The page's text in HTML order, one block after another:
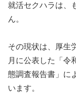
就活セクハラは、
ん。
その現状は、厚生
月に公表した「令
態調査報告書」に
います。